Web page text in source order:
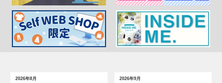
2026年8月
2026年9月